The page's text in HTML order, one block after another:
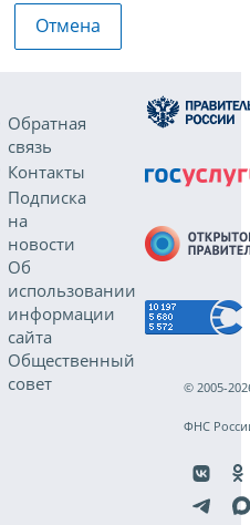
Отмена
Обратная
связь
Контакты
Подписка
на
новости
Об
использовании
информации
сайта
Общественный
совет
© 2005-
ФНС